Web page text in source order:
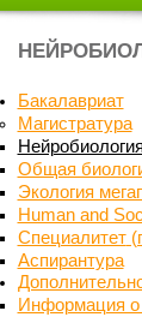
Бакалавриат
Магистратура
Нейробиология
Общая
Экология
Human and
Специалитет
Аспирантура
Информация о